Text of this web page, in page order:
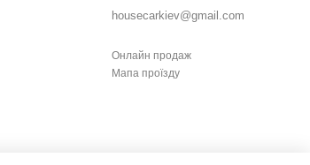
housecarkiev@gmail.com
Онлайн продаж
Мапа проїзду